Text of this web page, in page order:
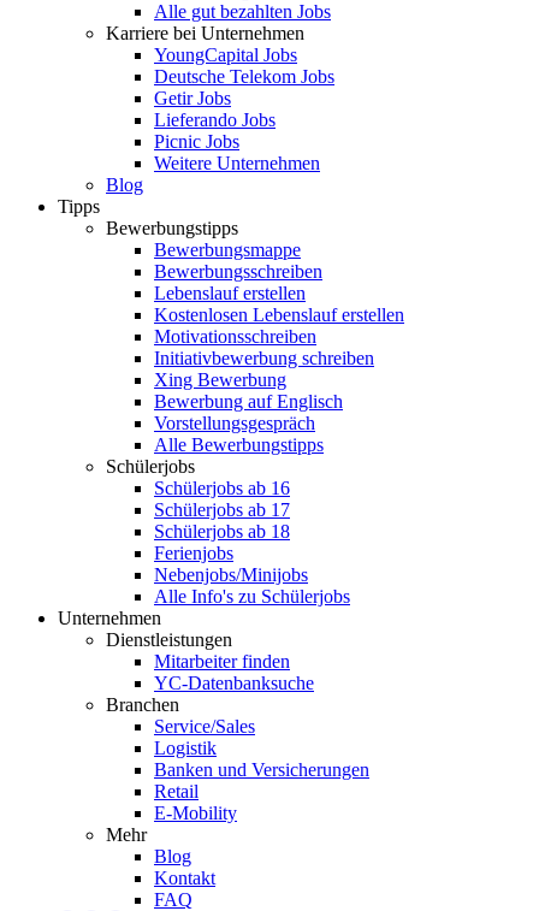
Alle gut bezahlten Jobs
Karriere bei Unternehmen
YoungCapital Jobs
Deutsche Telekom Jobs
Getir Jobs
Lieferando Jobs
Picnic Jobs
Weitere Unternehmen
Blog
Tipps
Bewerbungstipps
Bewerbungsmappe
Bewerbungsschreiben
Lebenslauf erstellen
Kostenlosen Lebenslauf erstellen
Motivationsschreiben
Initiativbewerbung schreiben
Xing Bewerbung
Bewerbung auf Englisch
Vorstellungsgespräch
Alle Bewerbungstipps
Schülerjobs
Schülerjobs ab 16
Schülerjobs ab 17
Schülerjobs ab 18
Ferienjobs
Nebenjobs/Minijobs
Alle Info's zu Schülerjobs
Unternehmen
Dienstleistungen
Mitarbeiter finden
YC-Datenbanksuche
Branchen
Service/Sales
Logistik
Banken und Versicherungen
Retail
E-Mobility
Mehr
Blog
Kontakt
FAQ